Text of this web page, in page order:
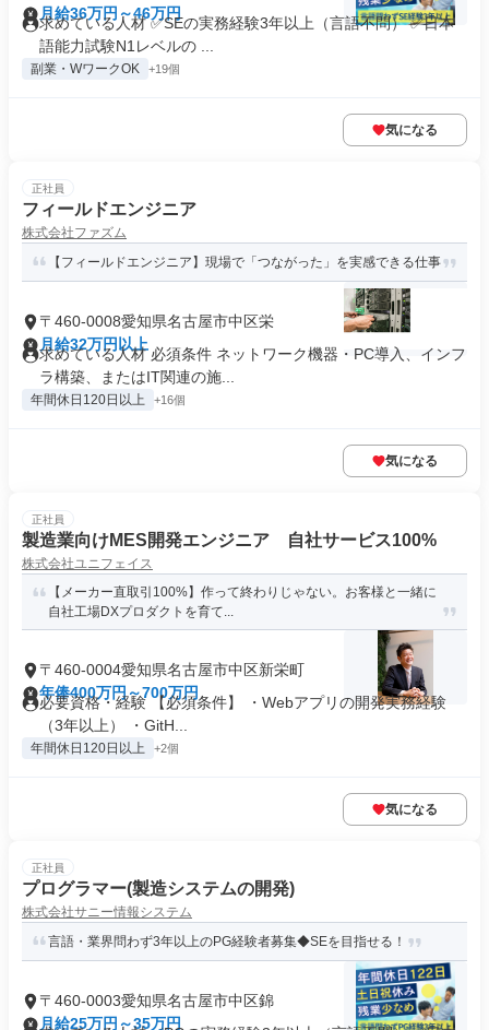
月給36万円～46万円
求めている人材 ✅SEの実務経験3年以上（言語不問） ✅日本
語能力試験N1レベルの ...
副業・WワークOK +19個
気になる
正社員
フィールドエンジニア
株式会社ファズム
【フィールドエンジニア】現場で「つながった」を実感できる仕事
〒460-0008愛知県名古屋市中区栄
月給32万円以上
求めている人材 必須条件 ネットワーク機器・PC導入、インフ
ラ構築、またはIT関連の施...
年間休日120日以上 +16個
気になる
正社員
製造業向けMES開発エンジニア 自社サービス100%
株式会社ユニフェイス
【メーカー直取引100%】作って終わりじゃない。お客様と一緒に
自社工場DXプロダクトを育て...
〒460-0004愛知県名古屋市中区新栄町
年俸400万円～700万円
必要資格・経験 【必須条件】 ・Webアプリの開発実務経験
（3年以上） ・GitH...
年間休日120日以上 +2個
気になる
正社員
プログラマー(製造システムの開発)
株式会社サニー情報システム
言語・業界問わず3年以上のPG経験者募集◆SEを目指せる！
〒460-0003愛知県名古屋市中区錦
月給25万円～35万円